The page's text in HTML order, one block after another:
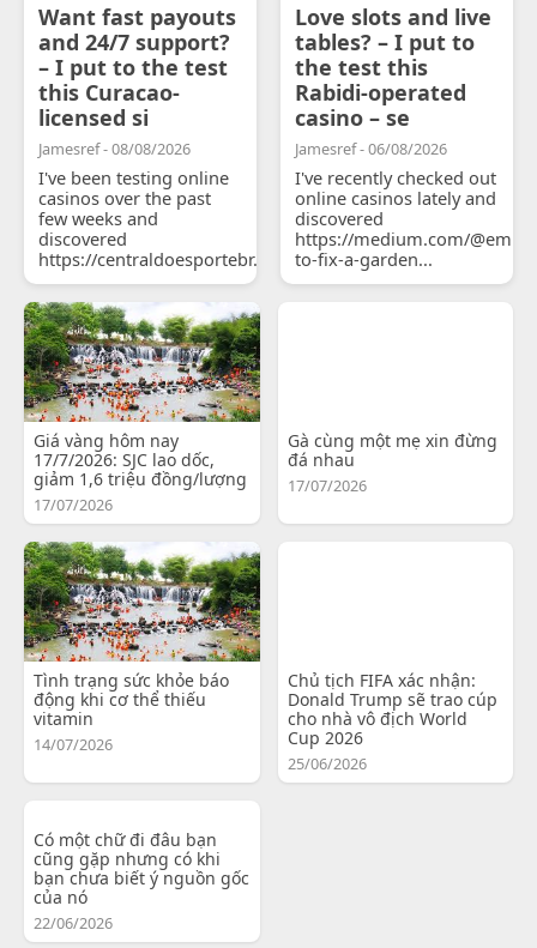
Want fast payouts
and 24/7 support?
– I put to the test
this Curacao-
licensed si
Jamesref - 08/08/2026
I've been testing online
casinos over the past
few weeks and
discovered
https://centraldoesportebr.substack.com/p/cucure...
Love slots and live
tables? – I put to
the test this
Rabidi-operated
casino – se
Jamesref - 06/08/2026
I've recently checked out
online casinos lately and
discovered
https://medium.com/
to-fix-a-garden...
Giá vàng hôm nay
17/7/2026: SJC lao dốc,
giảm 1,6 triệu đồng/lượng
17/07/2026
Gà cùng một mẹ xin đừng
đá nhau
17/07/2026
Tình trạng sức khỏe báo
động khi cơ thể thiếu
vitamin
14/07/2026
Chủ tịch FIFA xác nhận:
Donald Trump sẽ trao cúp
cho nhà vô địch World
Cup 2026
25/06/2026
Có một chữ đi đâu bạn
cũng gặp nhưng có khi
bạn chưa biết ý nguồn gốc
của nó
22/06/2026